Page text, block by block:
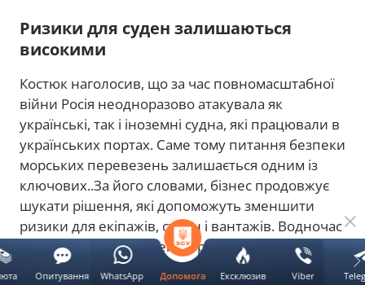
Ризики для суден залишаються
високими
Костюк наголосив, що за час повномасштабної
війни Росія неодноразово атакувала як
українські, так і іноземні судна, які працювали в
українських портах. Саме тому питання безпеки
морських перевезень залишається одним із
ключових..За його словами, бізнес продовжує
шукати рішення, які допоможуть зменшити
ризики для екіпажів, суден і вантажів. Водночас
розвиток морського експорту без належного
захисту портової інфраструктури залишається
Допомога Ексклюзив Viber
Опитування WhatsApp